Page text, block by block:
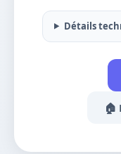
Détails
🏠